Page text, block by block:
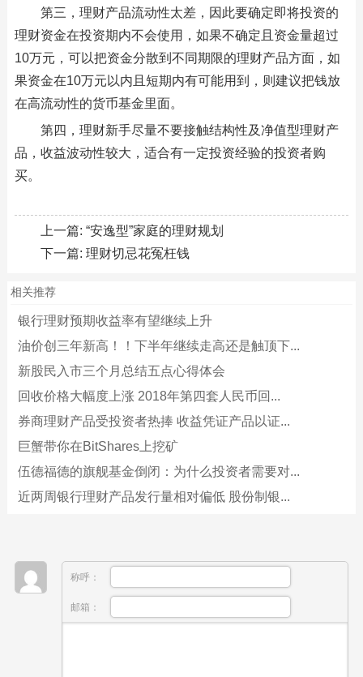
第三，理财产品流动性太差，因此要确定即将投资的
理财资金在投资期内不会使用，如果不确定且资金量超过
10万元，可以把资金分散到不同期限的理财产品方面，如
果资金在10万元以内且短期内有可能用到，则建议把钱放
在高流动性的货币基金里面。
第四，理财新手尽量不要接触结构性及净值型理财产
品，收益波动性较大，适合有一定投资经验的投资者购
买。
上一篇: “安逸型”家庭的理财规划
下一篇: 理财切忌花冤枉钱
相关推荐
银行理财预期收益率有望继续上升
油价创三年新高！！下半年继续走高还是触顶下...
新股民入市三个月总结五点心得体会
回收价格大幅度上涨 2018年第四套人民币回...
券商理财产品受投资者热捧 收益凭证产品以证...
巨蟹带你在BitShares上挖矿
伍德福德的旗舰基金倒闭：为什么投资者需要对...
近两周银行理财产品发行量相对偏低 股份制银...
称呼：
邮箱：